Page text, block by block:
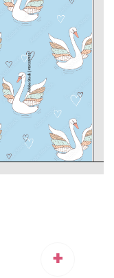
+